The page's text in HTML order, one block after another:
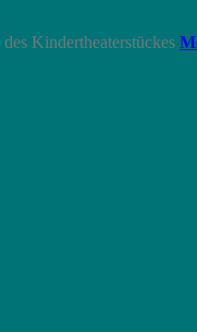
des Kindertheaterstückes